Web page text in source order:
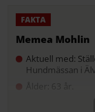
Memea Mohlin
Aktuell med:
Hundmässan i
Ålder: 63 år.